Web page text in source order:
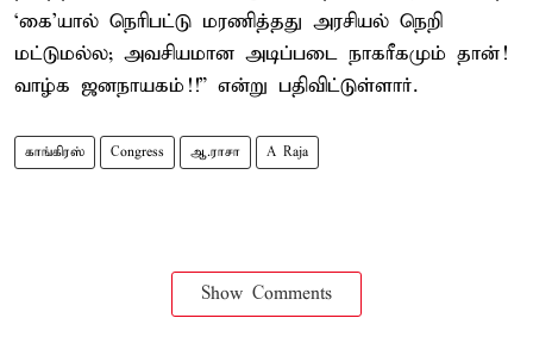
‘கை’யால் நெரிபட்டு மரணித்தது அரசியல் நெறி
மட்டுமல்ல; அவசியமான அடிப்படை நாகரீகமும் தான்!
வாழ்க ஜனநாயகம்!!” என்று பதிவிட்டுள்ளார்.
காங்கிரஸ் Congress ஆ.ராசா A Raja
Show Comments